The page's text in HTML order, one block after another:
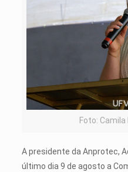
Foto:
A presidente da Anprotec,
último dia 9 de agosto a